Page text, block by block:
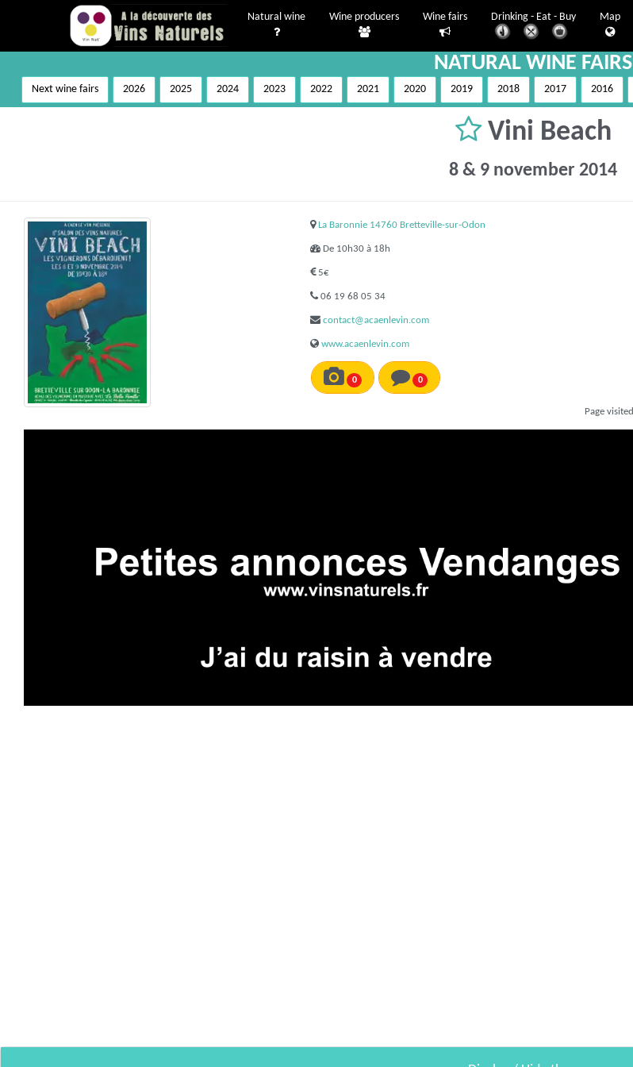
Natural wine Wine producers Wine fairs Drinking - Eat - Buy Map
NATURAL WINE FAIRS
Next wine fairs 2026 2025 2024 2023 2022 2021 2020 2019 2018 2017 2016
Vini Beach
8 & 9 november 2014
La Baronnie 14760 Bretteville-sur-Odon
De 10h30 à 18h
5€
06 19 68 05 34
contact@acaenlevin.com
www.acaenlevin.com
0 0
Page visited